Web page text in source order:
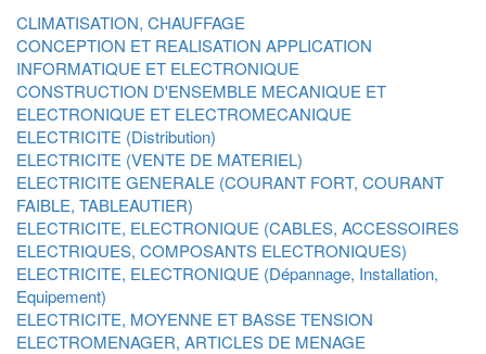
CLIMATISATION, CHAUFFAGE
CONCEPTION ET REALISATION APPLICATION
INFORMATIQUE ET ELECTRONIQUE
CONSTRUCTION D'ENSEMBLE MECANIQUE ET
ELECTRONIQUE ET ELECTROMECANIQUE
ELECTRICITE (Distribution)
ELECTRICITE (VENTE DE MATERIEL)
ELECTRICITE GENERALE (COURANT FORT, COURANT
FAIBLE, TABLEAUTIER)
ELECTRICITE, ELECTRONIQUE (CABLES, ACCESSOIRES
ELECTRIQUES, COMPOSANTS ELECTRONIQUES)
ELECTRICITE, ELECTRONIQUE (Dépannage, Installation,
Equipement)
ELECTRICITE, MOYENNE ET BASSE TENSION
ELECTROMENAGER, ARTICLES DE MENAGE